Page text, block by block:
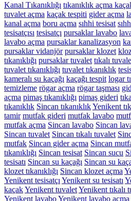
Kanal Tıkanıklığı tıkanıklık açma
tuvalet açma kaçak tespiti gider açma
kanal açma boru açma sıhhi tesisat
tesisatçısı tesisatçı pursaklar lavabo
lavabo açma pursaklar kanalizasyon
pursaklar vidanjör pursaklar klozet
tıkanıklığı pursaklar tuvalet tıkalı
tuvalet tıkanıklığı tuvalet tıkanıklık
kameralı su kaçağı kaçağı tespit logar
temizleme rögar açma rögar taşması
açma pimaş tıkanıklığı pimaş gideri
tıkanıklık Sincan tıkanıklıkYenikent
tamir mutfak gideri mutfak lavabo
mutfak açma Sincan lavabo Sincan
Sincan tuvalet Sincan tıkalı tuvalet
mutfak Sincan gider açma Sincan
tıkanıklığı Sincan tesisat Sincan sucu
tesisatı Sincan su kaçağı Sincan su
klozet tıkanıklığı Sincan klozet açma
Yenikent tesisatçı Yenikent su tesisatı
kaçakYenikent tuvaletYenikent tıkalı
Yenikent lavaboYenikent lavabo açma